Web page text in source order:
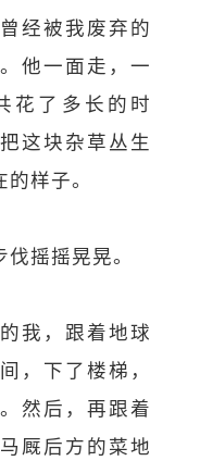
经被我废弃的
他一面走，一
花了多长的时
这块杂草丛生
样子。
摇摇晃晃。
我，跟着地球
，下了楼梯，
然后，再跟着
厩后方的菜地